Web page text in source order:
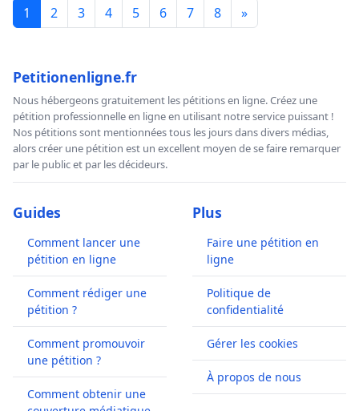
1 2 3 4 5 6 7 8 »
Petitionenligne.fr
Nous hébergeons gratuitement les pétitions en ligne. Créez une
pétition professionnelle en ligne en utilisant notre service puissant !
Nos pétitions sont mentionnées tous les jours dans divers médias,
alors créer une pétition est un excellent moyen de se faire remarquer
par le public et par les décideurs.
Guides
Comment lancer une
pétition en ligne
Comment rédiger une
pétition ?
Comment promouvoir
une pétition ?
Comment obtenir une
Plus
Faire une pétition en
ligne
Politique de
confidentialité
Gérer les cookies
À propos de nous